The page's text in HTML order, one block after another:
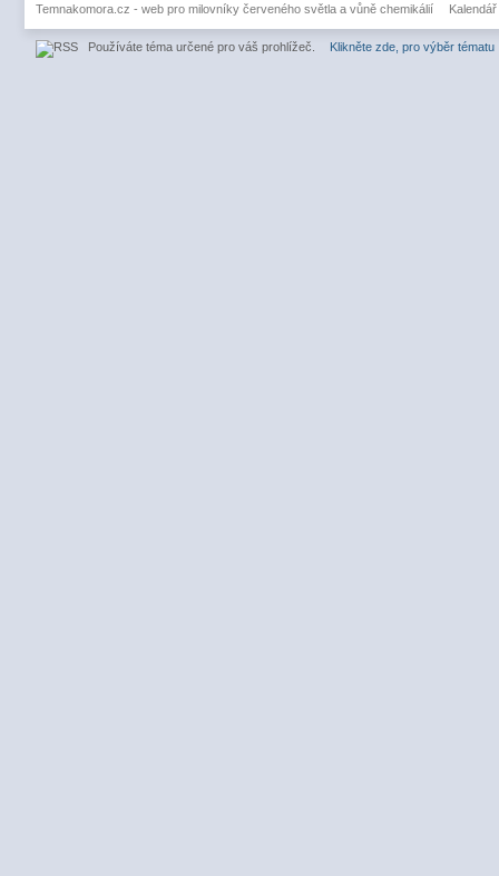
Temnakomora.cz - web pro milovníky červeného světla a vůně chemikálií Kalendář
Používáte téma určené pro váš prohlížeč. Klikněte zde, pro výběr tématu